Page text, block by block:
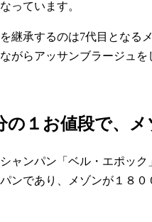
っています。
継承するのは7代目とな
がらアッサンブラージュを
の１お値段で、
シャンパン「ベル・エポッ
ンであり、メゾンが１８